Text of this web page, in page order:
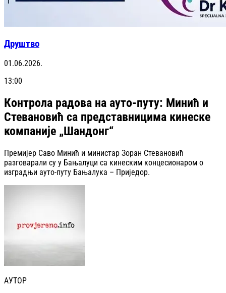
Друштво
01.06.2026.
13:00
Контрола радова на ауто-путу: Минић и
Стевановић са представницима кинеске
компаније „Шандонг“
Премијер Саво Минић и министар Зоран Стевановић
разговарали су у Бањалуци са кинеским концесионаром о
изградњи ауто-путу Бањалука – Приједор.
АУТОР